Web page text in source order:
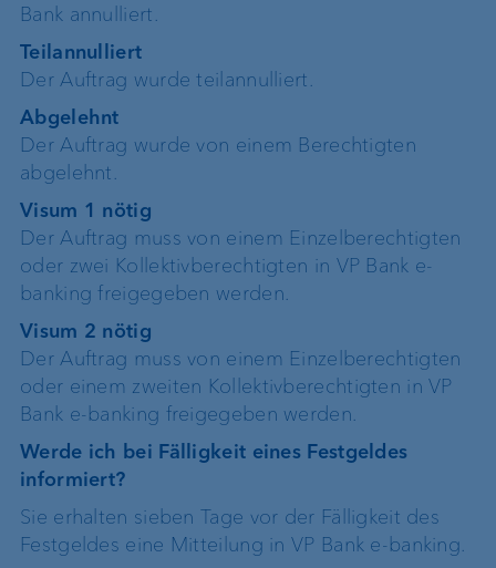
Bank annulliert.
Teilannulliert
Der Auftrag wurde teilannulliert.
Abgelehnt
Der Auftrag wurde von einem Berechtigten
abgelehnt.
Visum 1 nötig
Der Auftrag muss von einem Einzelberechtigten
oder zwei Kollektivberechtigten in VP Bank e-
banking freigegeben werden.
Visum 2 nötig
Der Auftrag muss von einem Einzelberechtigten
oder einem zweiten Kollektivberechtigten in VP
Bank e-banking freigegeben werden.
Werde ich bei Fälligkeit eines Festgeldes
informiert?
Sie erhalten sieben Tage vor der Fälligkeit des
Festgeldes eine Mitteilung in VP Bank e-banking.